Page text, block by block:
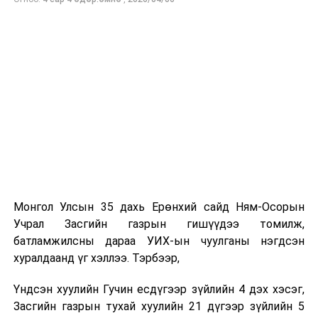
бэлтгэл сургалт дээр тулгуурладаг онцлогтой.
Тиймээс мэргэжлийн ур чадвар, эх оронч сэтгэлтэй
алба хаагчидтайгаа хамтран ажиллаж, иргэдийнхээ
итгэлийг хүлээж ажиллах нь хамгийн чухал гэж
боддог.
Бидний зорилго зөвхөн үүргээ гүйцэтгэхэд бус,
Монгол Улсын 35 дахь Ерөнхий сайд Ням-Осорын
Учрал Засгийн газрын гишүүдээ томилж,
батламжилсны дараа УИХ-ын чуулганы нэгдсэн
хуралдаанд үг хэллээ. Тэрбээр,
Үндсэн хуулийн Гучин есдүгээр зүйлийн 4 дэх хэсэг,
Засгийн газрын тухай хуулийн 21 дүгээр зүйлийн 5